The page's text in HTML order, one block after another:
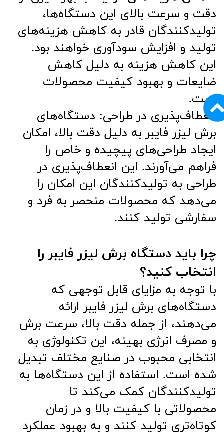
دقت و سرعت بالای این دستگاه‌ها،
تولیدکنندگان قادر به کاهش هزینه‌های
تولید و افزایش سودآوری خواهند بود.
این کاهش هزینه به دلیل کاهش
ضایعات و بهبود کیفیت محصولات
است.
انعطاف‌پذیری در طراحی: دستگاه‌های
برش لیزر فایبر به دلیل دقت بالا، امکان
ایجاد طراحی‌های پیچیده و خاص را
فراهم می‌آورند. این انعطاف‌پذیری در
طراحی به تولیدکنندگان این امکان را
می‌دهد که محصولات منحصر به فرد و
سفارشی تولید کنند.
چرا باید دستگاه برش لیزر فایبر را
انتخاب کنید؟
با توجه به مزایای قابل توجهی که
دستگاه‌های برش لیزر فایبر ارائه
می‌دهند، از جمله دقت بالا، سرعت برش
و مصرف انرژی بهینه، این تکنولوژی به
انتخابی محبوب در صنایع مختلف تبدیل
شده است. استفاده از این دستگاه‌ها به
تولیدکنندگان کمک می‌کند تا
محصولاتی با کیفیت بالا و در زمان
کوتاه‌تری تولید کنند و به بهبود عملکرد